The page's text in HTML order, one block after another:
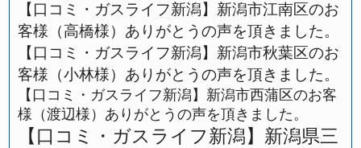
【口コミ・ガスライフ新潟】新潟市江南区のお
客様（高橋様）ありがとうの声を頂きました。
【口コミ・ガスライフ新潟】新潟市秋葉区のお
客様（小林様）ありがとうの声を頂きました。
【口コミ・ガスライフ新潟】新潟市西蒲区のお客
様（渡辺様）ありがとうの声を頂きました。
【口コミ・ガスライフ新潟】新潟県三